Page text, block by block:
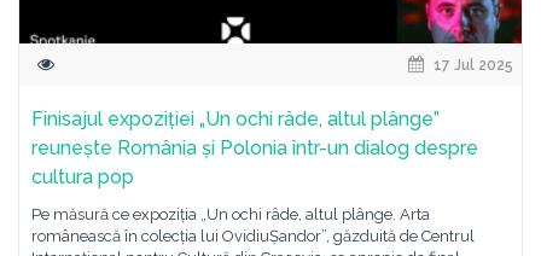
17 Jul 2025
Finisajul expoziției „Un ochi râde, altul plânge”
reunește România și Polonia într-un dialog despre
cultura pop
Pe măsură ce expoziția „Un ochi râde, altul plânge. Arta
românească în colecția lui OvidiuȘandor”, găzduită de Centrul